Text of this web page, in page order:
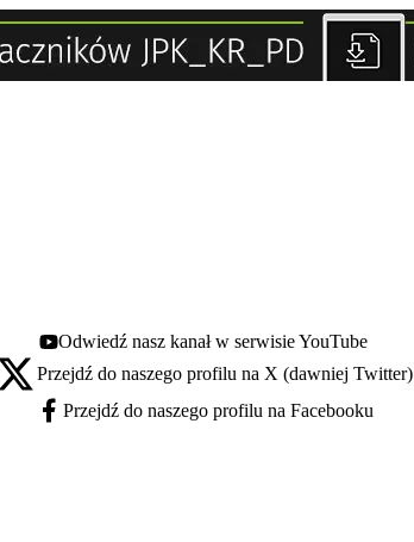
Youtube - otwiera się w nowej karcie
Odwiedź nasz kanał w serwisie YouTube
X - otwiera się w nowej karcie
Przejdź do naszego profilu na X (dawniej Twitter)
Facebook - otwiera się w nowej karcie
Przejdź do naszego profilu na Facebooku